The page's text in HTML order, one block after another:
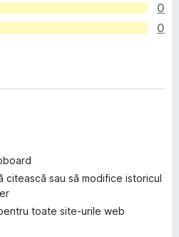
0
0
citească sau să modifice istoricul
toate site-urile web